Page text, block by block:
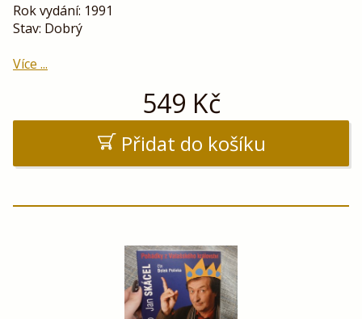
Rok vydání: 1991
Stav: Dobrý
Více ...
549 Kč
Přidat do košíku